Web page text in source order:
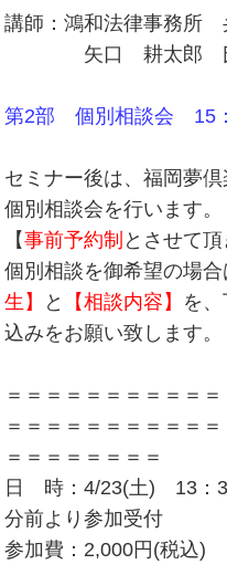
講師：鴻和法律事務所
矢口 耕太郎
第2部 個別相談会 15
セミナー後は、福岡夢
個別相談会を行います。
【事前予約制 とさせて頂
個別相談を御希望の場合
生】
と 【相談内容】 を
込みをお願い致します。
＝＝＝＝＝＝＝＝＝＝
＝＝＝＝＝＝＝＝＝＝
＝＝＝＝＝＝＝＝
日 時：4/23(土) 13：
分前より参加受付
参加費：2,000円(税込)